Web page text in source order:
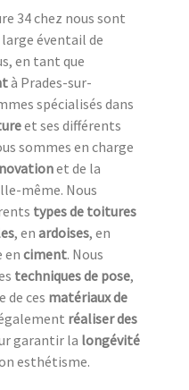
34 chez nous sont
éventail de
en tant que
à Prades-sur-
spécialisés dans
et ses différents
sommes en charge
et de la
même. Nous
types de toitures
, en ardoises, en
enciment. Nous
techniques de pose,
de ces matériaux de
réaliser des
garantir la longévité
esthétisme.